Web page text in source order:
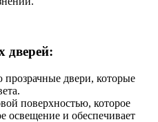
дверей:
прозрачные двери, которые
поверхностью, которое
освещение и обеспечивает